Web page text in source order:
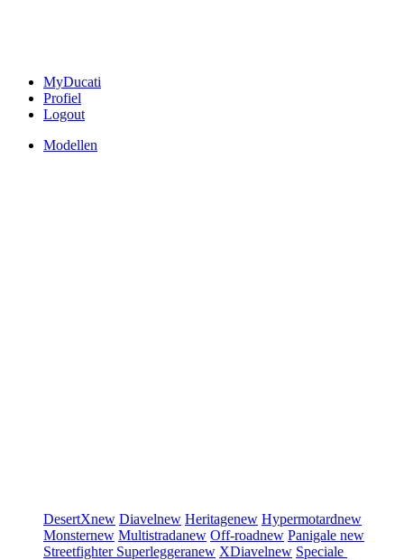
MyDucati
Profiel
Logout
Modellen
DesertXnew Diavelnew Heritagenew Hypermotardnew
Monsternew Multistradanew Off-roadnew Panigale new
Streetfighter Superleggeranew XDiavelnew Speciale